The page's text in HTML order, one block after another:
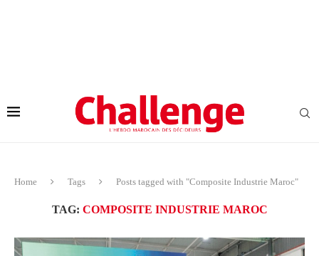
Home Tags Posts tagged with "Composite Industrie Maroc"
TAG: COMPOSITE INDUSTRIE MAROC